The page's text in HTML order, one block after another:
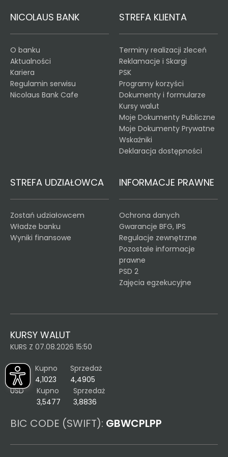
NICOLAUS BANK
O banku
Aktualności
Kariera
Regulamin serwisu
Nicolaus Bank Cafe
STREFA KLIENTA
Terminy realizacji zleceń
Reklamacje i Skargi
PSK
Programy korzyści
Dokumenty i formularze
Kursy walut
Moje Dokumenty Publiczne
Moje Dokumenty Prywatne
Wskaźniki
Deklaracja dostępności
STREFA UDZIAŁOWCA
Zostań udziałowcem
Władze banku
Wyniki finansowe
INFORMACJE PRAWNE
Ochrona danych
Gwarancje BFG, IPS
Regulacje zewnętrzne
Pozostałe informacje
prawne
PSD 2
Zajęcia egzekucyjne
KURSY WALUT
KURS Z 07.08.2026 15:50
EUR
Kupno
4,1023
Sprzedaż
4,4905
USD
Kupno
3,5477
Sprzedaż
3,8836
BIC CODE (SWIFT): GBWCPLPP